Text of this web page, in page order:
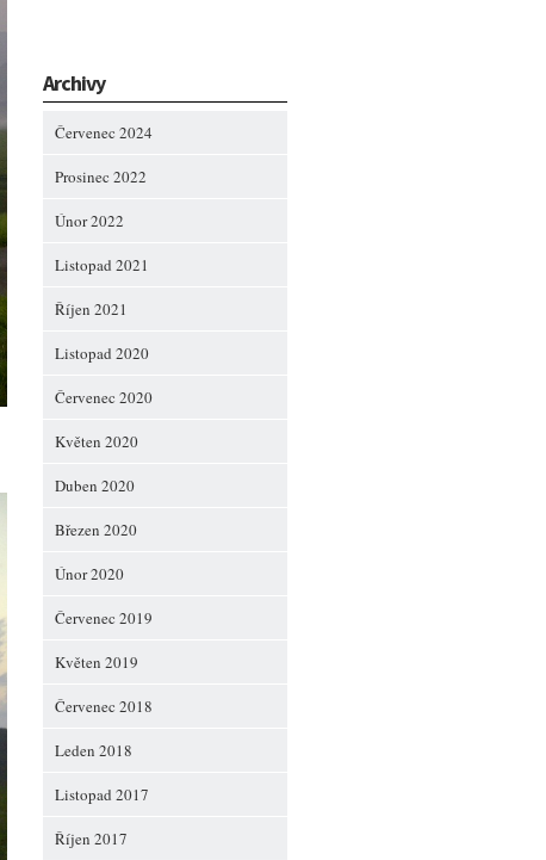
Archivy
Červenec 2024
Prosinec 2022
Únor 2022
Listopad 2021
Říjen 2021
Listopad 2020
Červenec 2020
Květen 2020
Duben 2020
Březen 2020
Únor 2020
Červenec 2019
Květen 2019
Červenec 2018
Leden 2018
Listopad 2017
Říjen 2017